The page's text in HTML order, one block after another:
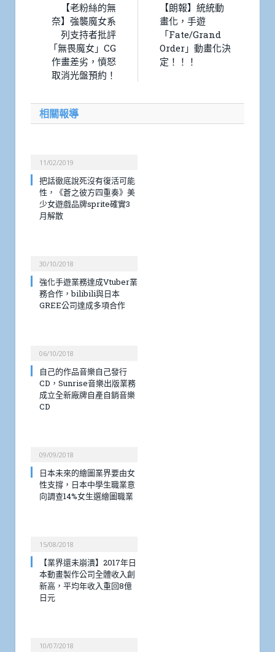
【老粉絲的無
奈】強襲魔女系
列支持者批評
「無畏魔女」CG
作畫差劣，憤怒
取消光盤預約！
【朗報】統統動
畫化，手遊
「Fate/Grand
Order」動畫化決
定！！！
相關報導
11/02/2019
把話徹底說死沒有復活可能
性，《蒼之彼方四重奏》美
少女遊戲品牌sprite確實3
月解散
30/10/2018
強化手遊業務達成Vtuber業
務合作，bilibili與日本
GREE公司達成多項合作
06/10/2018
自己的作品音樂自己發行
CD，Sunrise音樂出版業務
成立全新廠牌自產自銷音樂
CD
09/09/2018
日本未來的繪圖業界要由女
性支撐，日本中學生職業意
向調查14%女生選繪圖職業
15/08/2018
【業界還未崩潰】2017年日
本動畫製作公司全體收入創
新高，平均年收入重回8億
日元
10/07/2018